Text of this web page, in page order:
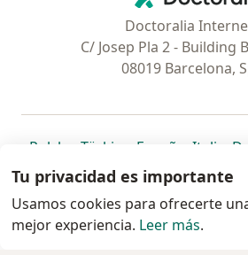
Doctoralia
C/ Josep Pla 2 - Building
08019 Barcelona,
Polska se abre en una nueva
Türkiye se abre en una
España se abre
Italia
Portugal
se abre en una nueva
México se abre en
Chile seBrasil
www.doctoralia.pe © 2026
Tu privacidad es importante
Usamos cookies para ofrecerte
mejor experiencia. Leer más.